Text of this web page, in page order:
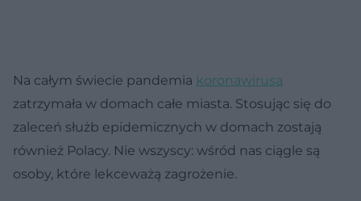
Na całym świecie pandemia koronawirusa
zatrzymała w domach całe miasta. Stosując się do
zaleceń służb epidemicznych w domach zostają
również Polacy. Nie wszyscy: wśród nas ciągle są
osoby, które lekceważą zagrożenie.